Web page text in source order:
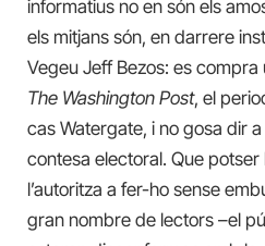
informatius no en són els
els mitjans són, en darrere
Vegeu Jeff Bezos: es
The Washington Post, el
cas Watergate, i no gosa dir
contesa electoral. Que
l’autoritza a fer-ho sense
gran nombre de lectors –el